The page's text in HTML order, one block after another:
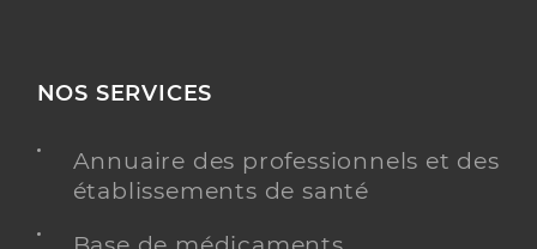
NOS SERVICES
Annuaire des professionnels et des
établissements de santé